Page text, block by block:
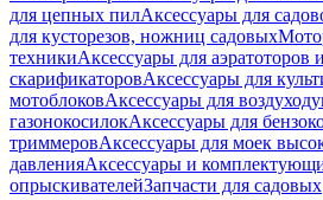
для цепных пилАксессуары для
для кусторезов, ножниц садовых
техникиАксессуары для аэратоторов и
скарификаторовАксессуары для
мотоблоковАксессуары для
газонокосилокАксессуары для
триммеровАксессуары для моек
давленияАксессуары и
опрыскивателейЗапчасти для садовых